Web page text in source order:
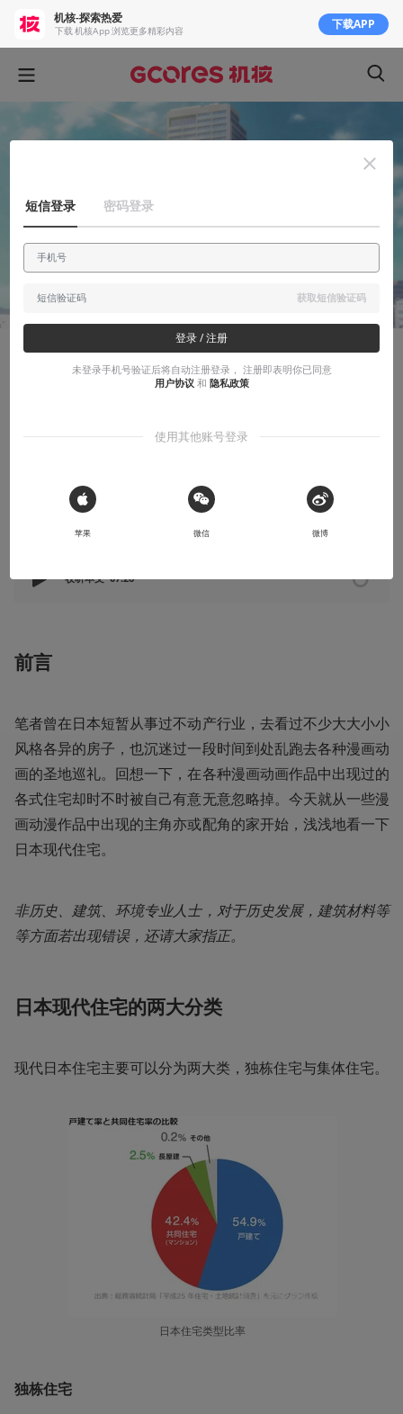
金窝银窝不如自己的狗窝
本文系用户投稿，不代表机核网观点
收听本文 07:26
前言
笔者曾在日本短暂从事过不动产行业，去看过不少大大小小
风格各异的房子，也沉迷过一段时间到处乱跑去各种漫画动
画的圣地巡礼。回想一下，在各种漫画动画作品中出现过的
各式住宅却时不时被自己有意无意忽略掉。今天就从一些漫
画动漫作品中出现的主角亦或配角的家开始，浅浅地看一下
日本现代住宅。
非历史、建筑、环境专业人士，对于历史发展，建筑材料等
等方面若出现错误，还请大家指正。
日本现代住宅的两大分类
现代日本住宅主要可以分为两大类，独栋住宅与集体住宅。
日本住宅类型比率
独栋住宅
机核-探索热爱
下载 机核App 浏览更多精彩内容 下载APP
短信登录 密码登录
获取短信验证码
登录 / 注册
未登录手机号验证后将自动注册登录， 注册即表明你已同意
用户协议 和 隐私政策
使用其他账号登录
 Sign in with Apple
苹果 微信 微博